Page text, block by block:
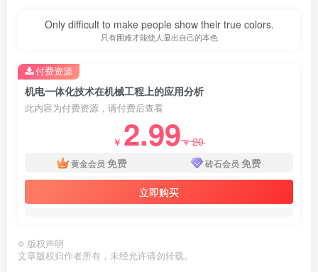
Only difficult to make people show their true colors.
只有困难才能使人显出自己的本色
机电一体化技术在机械工程上的应用分析
此内容为付费资源，请付费后查看
￥ 2.99￥20
黄金会员 免费 砖石会员 免费
立即购买
付费资源
© 版权声明
文章版权归作者所有，未经允许请勿转载。